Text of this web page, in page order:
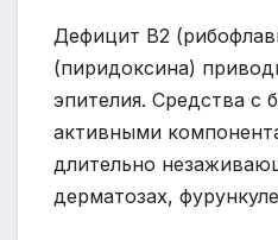
Дефицит В2
(пиридоксина)
эпителия. Средства с
активными
длительно
дерматозах,